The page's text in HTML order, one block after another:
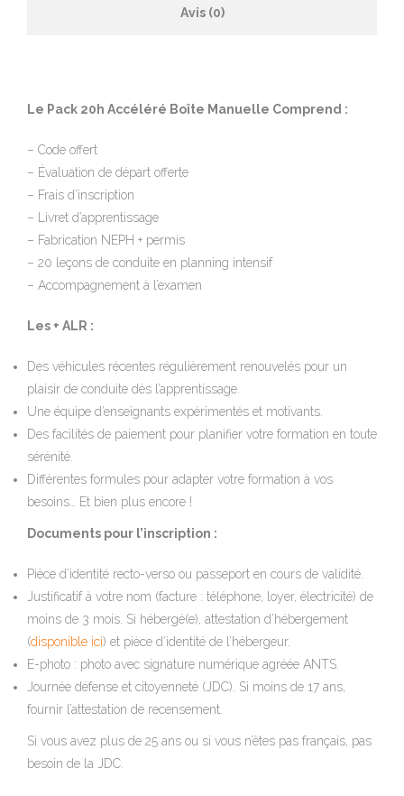
Avis (0)
Le Pack 20h Accéléré Boîte Manuelle Comprend :
– Code offert
– Évaluation de départ offerte
– Frais d’inscription
– Livret d’apprentissage
– Fabrication NEPH + permis
– 20 leçons de conduite en planning intensif
– Accompagnement à l’examen
Les + ALR :
Des véhicules récentes régulièrement renouvelés pour un
plaisir de conduite dès l’apprentissage.
Une équipe d’enseignants expérimentés et motivants.
Des facilités de paiement pour planifier votre formation en toute
sérénité.
Différentes formules pour adapter votre formation à vos
besoins…
Et bien plus encore !
Documents pour l’inscription :
Pièce d’identité recto-verso ou passeport en cours de validité.
Justificatif à votre nom (facture : téléphone, loyer, électricité) de
moins de 3 mois. Si hébergé(e), attestation d’hébergement
(disponible ici) et pièce d’identité de l’hébergeur.
E-photo : photo avec signature numérique agréée ANTS.
Journée défense et citoyenneté (JDC). Si moins de 17 ans,
fournir l’attestation de recensement.
Si vous avez plus de 25 ans ou si vous n’êtes pas français, pas
besoin de la JDC.